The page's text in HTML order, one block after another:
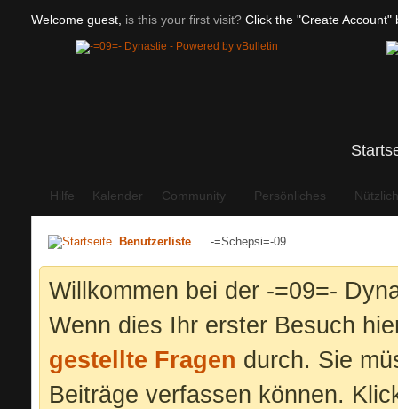
Welcome guest, is this your first visit? Click the "Create Account"
Hilfe Kalender Community Persönliches
Benutzerliste -=Schepsi=-09
Willkommen bei der -=09=-
Wenn dies Ihr erster Besuch
gestellte Fragen durch. Sie
Beiträge verfassen können.